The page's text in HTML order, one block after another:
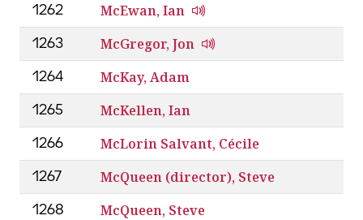
1262 McEwan, Ian
1263 McGregor, Jon
1264 McKay, Adam
1265 McKellen, Ian
1266 McLorin Salvant, Cécile
1267 McQueen (director), Steve
1268 McQueen, Steve